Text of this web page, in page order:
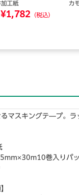
加工紙
¥1,782 （税込）
カ
るマスキングテ―プ。
巻入りパ